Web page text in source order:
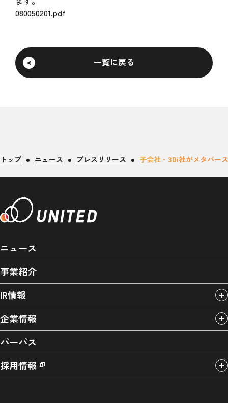
080050201.pdf
一覧に戻る
トップ ニュース プレスリリース 子会社・3Di社がメタバー
ニュース
事業紹介
IR情報
企業情報
パーパス
採用情報